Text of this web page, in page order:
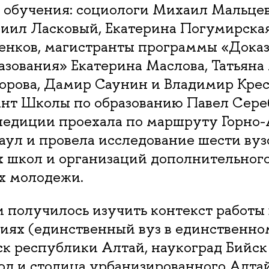
социологи Михаил
Ласковый, Екатерина
магистранты программы
Екатерина Маслова,
Дамир Саунин и Владимир
Школы по образованию Павел
проехала по маршруту
и провела исследование шести
и организаций
молодежи.
изучить контекст работы
(единственный вуз в
республики Алтай, наукоград